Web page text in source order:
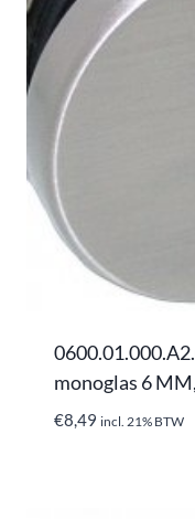
monoglas 6
€8,49 incl. 21% BTW